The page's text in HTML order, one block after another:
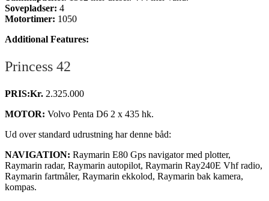
Sovepladser: 4
Motortimer: 1050
Additional Features:
Princess 42
PRIS:Kr. 2.325.000
MOTOR: Volvo Penta D6 2 x 435 hk.
Ud over standard udrustning har denne båd:
NAVIGATION: Raymarin E80 Gps navigator med plotter,
Raymarin radar, Raymarin autopilot, Raymarin Ray240E Vhf radio,
Raymarin fartmåler, Raymarin ekkolod, Raymarin bak kamera,
kompas.